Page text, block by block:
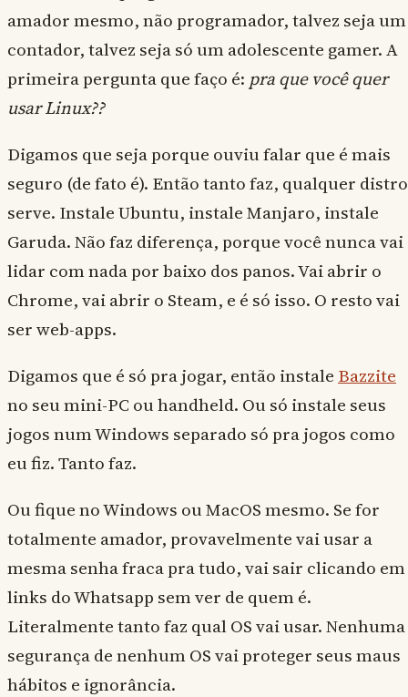
amador mesmo, não programador, talvez seja um
contador, talvez seja só um adolescente gamer. A
primeira pergunta que faço é: pra que você quer
usar Linux??
Digamos que seja porque ouviu falar que é mais
seguro (de fato é). Então tanto faz, qualquer distro
serve. Instale Ubuntu, instale Manjaro, instale
Garuda. Não faz diferença, porque você nunca vai
lidar com nada por baixo dos panos. Vai abrir o
Chrome, vai abrir o Steam, e é só isso. O resto vai
ser web-apps.
Digamos que é só pra jogar, então instale Bazzite
no seu mini-PC ou handheld. Ou só instale seus
jogos num Windows separado só pra jogos como
eu fiz. Tanto faz.
Ou fique no Windows ou MacOS mesmo. Se for
totalmente amador, provavelmente vai usar a
mesma senha fraca pra tudo, vai sair clicando em
links do Whatsapp sem ver de quem é.
Literalmente tanto faz qual OS vai usar. Nenhuma
segurança de nenhum OS vai proteger seus maus
hábitos e ignorância.